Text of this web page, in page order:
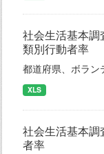
社会生活基本
類別行動者率
都道府県、ボラン
XLS
社会生活基本
者率